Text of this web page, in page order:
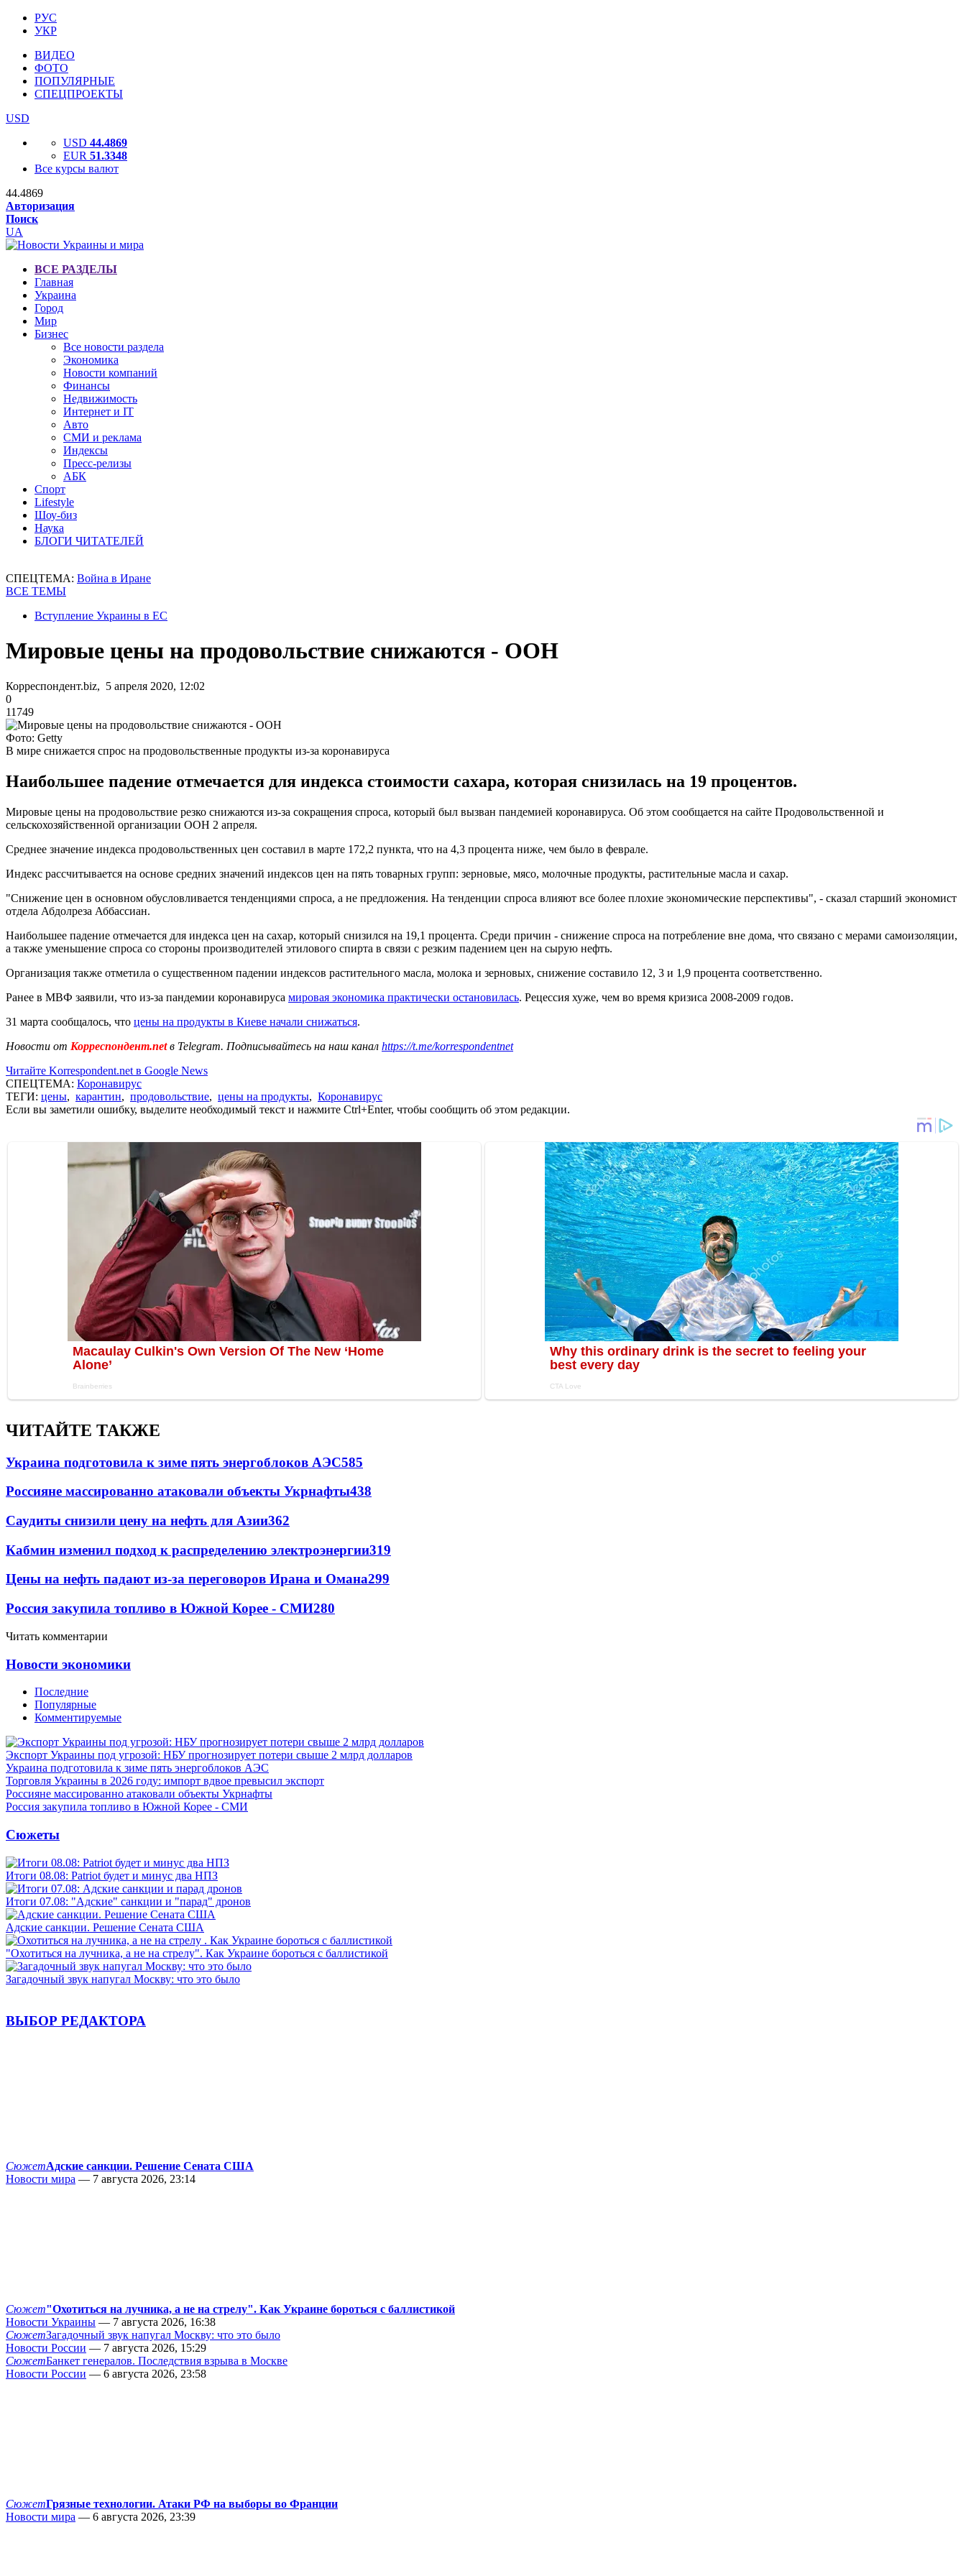
РУС
УКР
ВИДЕО
ФОТО
ПОПУЛЯРНЫЕ
СПЕЦПРОЕКТЫ
USD
USD 44.4869
EUR 51.3348
Все курсы валют
44.4869
Авторизация
Поиск
UA
ВСЕ РАЗДЕЛЫ
Главная
Украина
Город
Мир
Бизнес
Все новости раздела
Экономика
Новости компаний
Финансы
Недвижимость
Интернет и IT
Авто
СМИ и реклама
Индексы
Пресс-релизы
АБК
Спорт
Lifestyle
Шоу-биз
Наука
БЛОГИ ЧИТАТЕЛЕЙ
СПЕЦТЕМА: Война в Иране
ВСЕ ТЕМЫ
Вступление Украины в ЕС
Мировые цены на продовольствие снижаются - ООН
Корреспондент.biz, 5 апреля 2020, 12:02
0
11749
Фото: Getty
В мире снижается спрос на продовольственные продукты из-за коронавируса
Наибольшее падение отмечается для индекса стоимости сахара, которая снизилась на 19 процентов.
Мировые цены на продовольствие резко снижаются из-за сокращения спроса, который был вызван пандемией коронавируса. Об этом сообщается на сайте Продовольственной и
сельскохозяйственной организации ООН 2 апреля.
Среднее значение индекса продовольственных цен составил в марте 172,2 пункта, что на 4,3 процента ниже, чем было в феврале.
Индекс рассчитывается на основе средних значений индексов цен на пять товарных групп: зерновые, мясо, молочные продукты, растительные масла и сахар.
"Снижение цен в основном обусловливается тенденциями спроса, а не предложения. На тенденции спроса влияют все более плохие экономические перспективы", - сказал старший экономист
отдела Абдолреза Аббассиан.
Наибольшее падение отмечается для индекса цен на сахар, который снизился на 19,1 процента. Среди причин - снижение спроса на потребление вне дома, что связано с мерами самоизоляции,
а также уменьшение спроса со стороны производителей этилового спирта в связи с резким падением цен на сырую нефть.
Организация также отметила о существенном падении индексов растительного масла, молока и зерновых, снижение составило 12, 3 и 1,9 процента соответственно.
Ранее в МВФ заявили, что из-за пандемии коронавируса мировая экономика практически остановилась. Рецессия хуже, чем во время кризиса 2008-2009 годов.
31 марта сообщалось, что цены на продукты в Киеве начали снижаться.
Новости от Корреспондент.netв Telegram. Подписывайтесь на наш канал https://t.me/korrespondentnet
Читайте Korrespondent.net в Google News
СПЕЦТЕМА: Коронавирус
ТЕГИ: цены, карантин, продовольствие, цены на продукты, Коронавирус
Если вы заметили ошибку, выделите необходимый текст и нажмите Ctrl+Enter, чтобы сообщить об этом редакции.
ЧИТАЙТЕ ТАКЖЕ
Украина подготовила к зиме пять энергоблоков АЭС585
Россияне массированно атаковали объекты Укрнафты438
Саудиты снизили цену на нефть для Азии362
Кабмин изменил подход к распределению электроэнергии319
Цены на нефть падают из-за переговоров Ирана и Омана299
Россия закупила топливо в Южной Корее - СМИ280
Читать комментарии
Новости экономики
Последние
Популярные
Комментируемые
Экспорт Украины под угрозой: НБУ прогнозирует потери свыше 2 млрд долларов
Украина подготовила к зиме пять энергоблоков АЭС
Торговля Украины в 2026 году: импорт вдвое превысил экспорт
Россияне массированно атаковали объекты Укрнафты
Россия закупила топливо в Южной Корее - СМИ
Сюжеты
Итоги 08.08: Patriot будет и минус два НПЗ
Итоги 07.08: "Адские" санкции и "парад" дронов
Адские санкции. Решение Сената США
"Охотиться на лучника, а не на стрелу". Как Украине бороться с баллистикой
Загадочный звук напугал Москву: что это было
ВЫБОР РЕДАКТОРА
СюжетАдские санкции. Решение Сената США
Новости мира — 7 августа 2026, 23:14
Сюжет"Охотиться на лучника, а не на стрелу". Как Украине бороться с баллистикой
Новости Украины — 7 августа 2026, 16:38
СюжетЗагадочный звук напугал Москву: что это было
Новости России — 7 августа 2026, 15:29
СюжетБанкет генералов. Последствия взрыва в Москве
Новости России — 6 августа 2026, 23:58
СюжетГрязные технологии. Атаки РФ на выборы во Франции
Новости мира — 6 августа 2026, 23:39